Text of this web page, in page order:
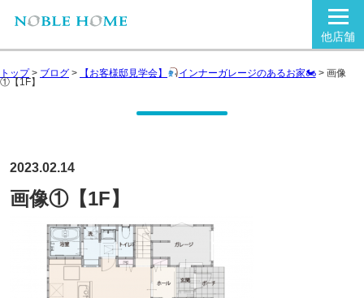
他店舗
トップ> ブログ > 【お客様邸見学会】 インナーガレージのあるお家🏍> 画像
①【1F】
2023.02.14
画像①【1F】